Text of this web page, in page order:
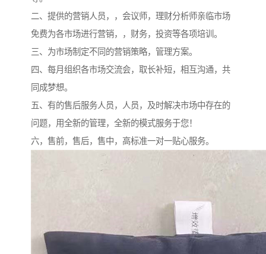
二、提供的营销人员，，会议师，理财分析师亲临市场
免费为各市场进行营销，，财务，投资等各项培训。
三、为市场制定不同的营销策略，管理方案。
四、每月组织各市场交流会，取长补短，相互沟通，共
同成梦想。
五、有的售后服务人员，人员，及时解决市场中存在的
问题，用全新的管理，全新的模式服务于您！
六，售前，售后，售中，高标准一对一贴心服务。